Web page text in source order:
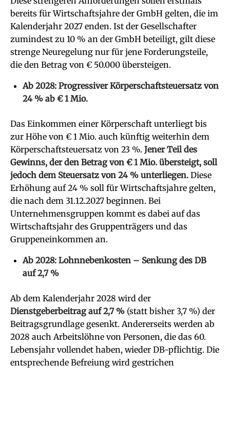
bereits für Wirtschaftsjahre der GmbH gelten, die im
Kalenderjahr 2027 enden. Ist der Gesellschafter
zumindest zu 10 % an der GmbH beteiligt, gilt diese
strenge Neuregelung nur für jene Forderungsteile,
die den Betrag von € 50.000 übersteigen.
Ab 2028: Progressiver Körperschaftsteuersatz von
24 % ab € 1 Mio.
Das Einkommen einer Körperschaft unterliegt bis
zur Höhe von € 1 Mio. auch künftig weiterhin dem
Körperschaftsteuersatz von 23 %. Jener Teil des
Gewinns, der den Betrag von € 1 Mio. übersteigt, soll
jedoch dem Steuersatz von 24 % unterliegen. Diese
Erhöhung auf 24 % soll für Wirtschaftsjahre gelten,
die nach dem 31.12.2027 beginnen. Bei
Unternehmensgruppen kommt es dabei auf das
Wirtschaftsjahr des Gruppenträgers und das
Gruppeneinkommen an.
Ab 2028: Lohnnebenkosten – Senkung des DB
auf 2,7 %
Ab dem Kalenderjahr 2028 wird der
Dienstgeberbeitrag auf 2,7 % (statt bisher 3,7 %) der
Beitragsgrundlage gesenkt. Andererseits werden ab
2028 auch Arbeitslöhne von Personen, die das 60.
Lebensjahr vollendet haben, wieder DB-pflichtig. Die
entsprechende Befreiung wird gestrichen